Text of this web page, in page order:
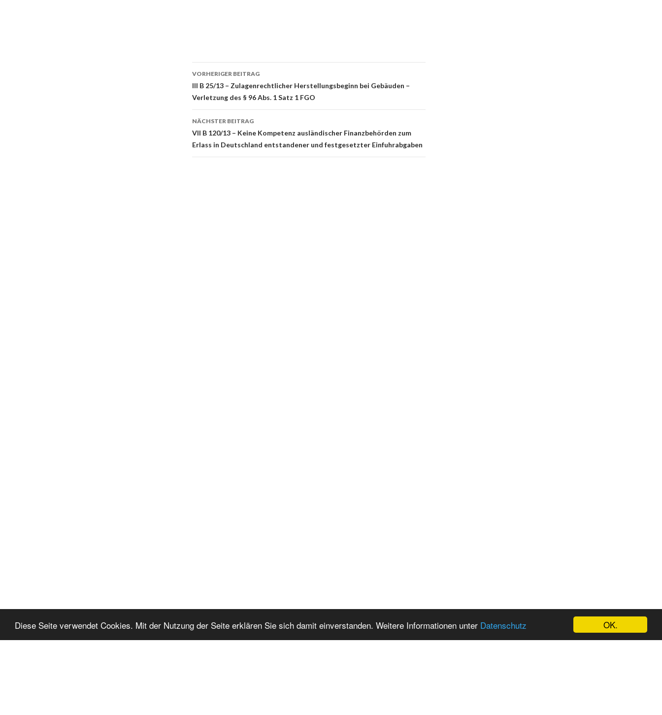
OK.
Diese Seite verwendet Cookies. Mit der Nutzung der Seite erklären Sie sich damit einverstanden. Weitere Informationen unter Datenschutz
Beitrags-
Navigation
VORHERIGER BEITRAG
III B 25/13 – Zulagenrechtlicher Herstellungsbeginn bei Gebäuden –
Verletzung des § 96 Abs. 1 Satz 1 FGO
NÄCHSTER BEITRAG
VII B 120/13 – Keine Kompetenz ausländischer Finanzbehörden zum
Erlass in Deutschland entstandener und festgesetzter Einfuhrabgaben